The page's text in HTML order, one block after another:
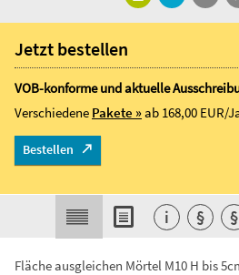
Fläche ausgleichen Mörtel M10 H bis
Jetzt bestellen
VOB-konforme und aktuelle
Verschiedene Pakete »ab 168,00 EUR/
Bestellen
i § §